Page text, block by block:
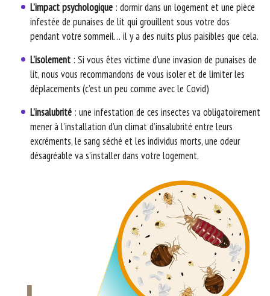
L’impact psychologique : dormir dans un logement et une pièce
infestée de punaises de lit qui grouillent sous votre dos
pendant votre sommeil… il y a des nuits plus paisibles que cela.
L’isolement : Si vous êtes victime d’une invasion de punaises de
lit, nous vous recommandons de vous isoler et de limiter les
déplacements (c’est un peu comme avec le Covid)
L’insalubrité : une infestation de ces insectes va obligatoirement
mener à l’installation d’un climat d’insalubrité entre leurs
excréments, le sang séché et les individus morts, une odeur
désagréable va s’installer dans votre logement.